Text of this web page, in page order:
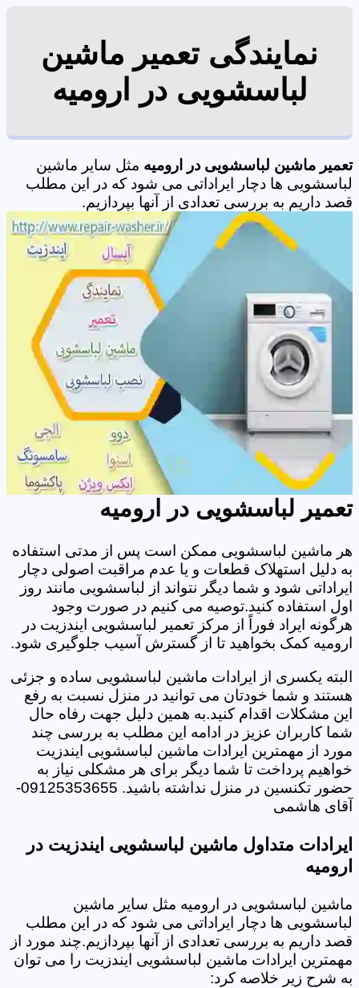
نمایندگی تعمیر ماشین
لباسشویی در ارومیه
تعمیر ماشین لباسشویی در ارومیه مثل سایر ماشین
لباسشویی ها دچار ایراداتی می شود که در این مطلب
قصد داریم به بررسی تعدادی از آنها بپردازیم.
تعمیر لباسشویی در ارومیه
هر ماشین لباسشویی ممکن است پس از مدتی استفاده
به دلیل استهلاک قطعات و یا عدم مراقبت اصولی دچار
ایراداتی شود و شما دیگر نتواند از لباسشویی مانند روز
اول استفاده کنید.توصیه می کنیم در صورت وجود
هرگونه ایراد فوراً از مرکز تعمیر لباسشویی ایندزیت در
ارومیه کمک بخواهید تا از گسترش آسیب جلوگیری شود.
البته یکسری از ایرادات ماشین لباسشویی ساده و جزئی
هستند و شما خودتان می توانید در منزل نسبت به رفع
این مشکلات اقدام کنید.به همین دلیل جهت رفاه حال
شما کاربران عزیز در ادامه این مطلب به بررسی چند
مورد از مهمترین ایرادات ماشین لباسشویی ایندزیت
خواهیم پرداخت تا شما دیگر برای هر مشکلی نیاز به
حضور تکنسین در منزل نداشته باشید. 09125353655-
آقای هاشمی
ایرادات متداول ماشین لباسشویی ایندزیت در
ارومیه
ماشین لباسشویی در ارومیه مثل سایر ماشین
لباسشویی ها دچار ایراداتی می شود که در این مطلب
قصد داریم به بررسی تعدادی از آنها بپردازیم.چند مورد از
مهمترین ایرادات ماشین لباسشویی ایندزیت را می توان
به شرح زیر خلاصه کرد: